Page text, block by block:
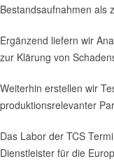
Bestandsaufnahmen als
Ergänzend liefern wir
zur Klärung von
Weiterhin erstellen wir
produktionsrelevanter
Das Labor der TCS
Dienstleister für die